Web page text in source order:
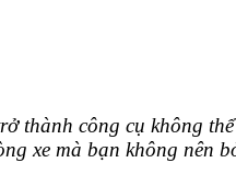
thành công cụ không
xe mà bạn không nên